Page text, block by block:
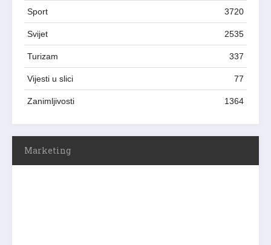
Sport 3720
Svijet 2535
Turizam 337
Vijesti u slici 77
Zanimljivosti 1364
Marketing